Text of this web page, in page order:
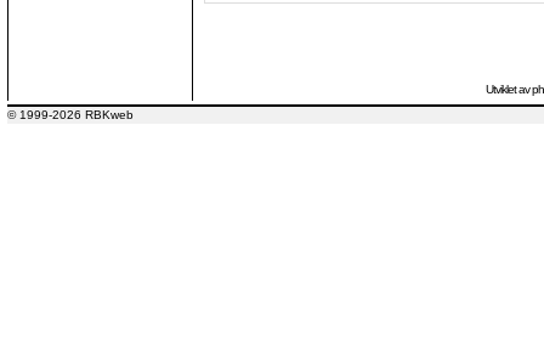
Utviklet av
© 1999-2026 RBKweb